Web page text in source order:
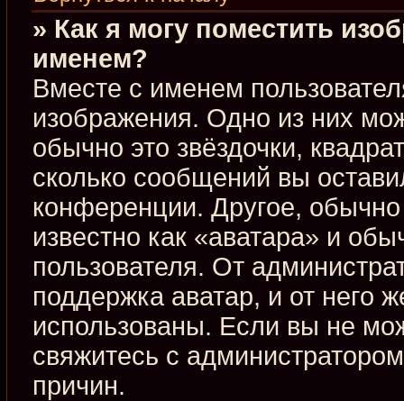
» Как я могу поместить
именем?
Вместе с именем
изображения. Одно из них
обычно это звёздочки,
сколько сообщений вы
конференции. Другое,
известно как «аватара» и
пользователя. От
поддержка аватар, и от него
использованы. Если вы не
свяжитесь с
причин.